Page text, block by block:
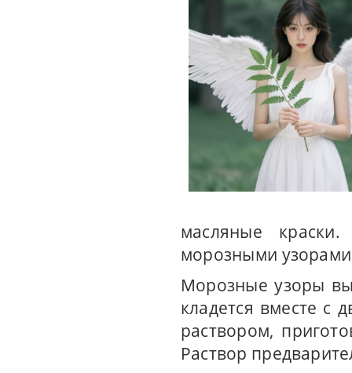
масляные
морозными
Морозные узоры
кладется вместе с
раствором,
Раствор